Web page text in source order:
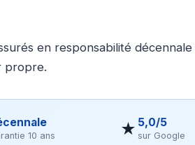
en responsabilité
propre.
10 ans ★ 5,0/5
sur Google